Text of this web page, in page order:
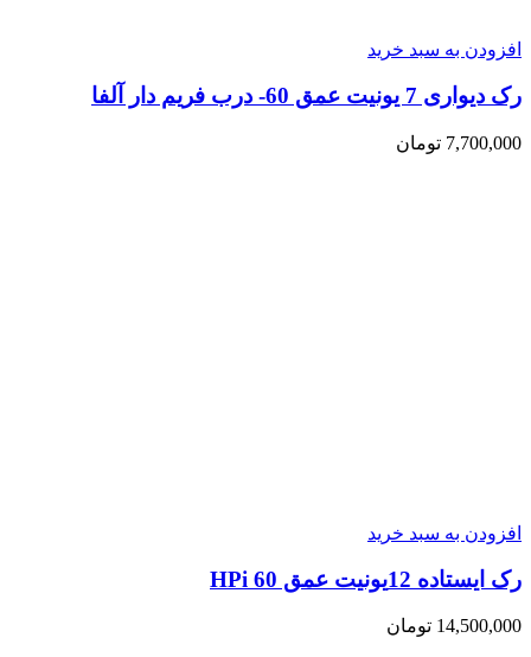
افزودن به سبد خرید
رک دیواری 7 یونیت عمق 60- درب فریم دار آلفا
7,700,000 تومان
افزودن به سبد خرید
رک ایستاده 12یونیت عمق 60 HPi
14,500,000 تومان